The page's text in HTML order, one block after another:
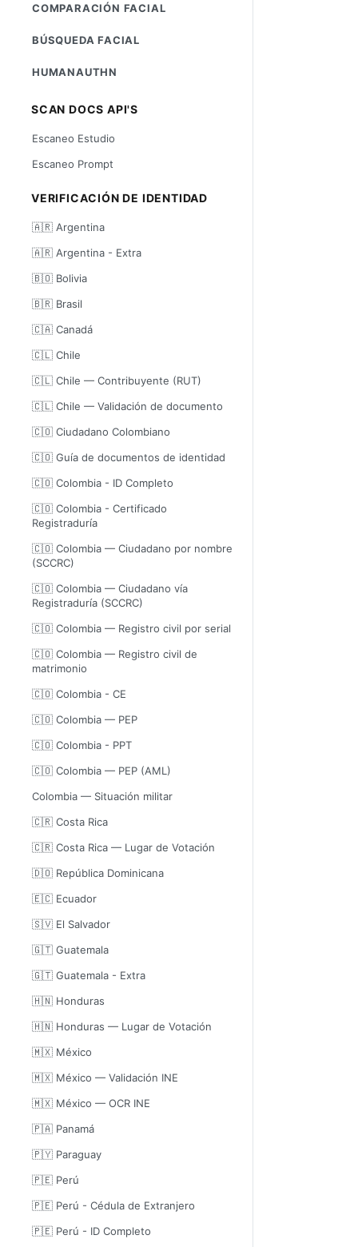
COMPARACIÓN FACIAL
BÚSQUEDA FACIAL
HUMANAUTHN
SCAN DOCS API'S
Escaneo Estudio
Escaneo Prompt
VERIFICACIÓN DE IDENTIDAD
🇦🇷 Argentina
🇦🇷 Argentina - Extra
🇧🇴 Bolivia
🇧🇷 Brasil
🇨🇦 Canadá
🇨🇱 Chile
🇨🇱 Chile — Contribuyente (RUT)
🇨🇱 Chile — Validación de documento
🇨🇴 Ciudadano Colombiano
🇨🇴 Guía de documentos de identidad
🇨🇴 Colombia - ID Completo
🇨🇴 Colombia - Certificado
Registraduría
🇨🇴 Colombia — Ciudadano por nombre
(SCCRC)
🇨🇴 Colombia — Ciudadano vía
Registraduría (SCCRC)
🇨🇴 Colombia — Registro civil por serial
🇨🇴 Colombia — Registro civil de
matrimonio
🇨🇴 Colombia - CE
🇨🇴 Colombia — PEP
🇨🇴 Colombia - PPT
🇨🇴 Colombia — PEP (AML)
Colombia — Situación militar
🇨🇷 Costa Rica
🇨🇷 Costa Rica — Lugar de Votación
🇩🇴 República Dominicana
🇪🇨 Ecuador
🇸🇻 El Salvador
🇬🇹 Guatemala
🇬🇹 Guatemala - Extra
🇭🇳 Honduras
🇭🇳 Honduras — Lugar de Votación
🇲🇽 México
🇲🇽 México — Validación INE
🇲🇽 México — OCR INE
🇵🇦 Panamá
🇵🇾 Paraguay
🇵🇪 Perú
🇵🇪 Perú - Cédula de Extranjero
🇵🇪 Perú - ID Completo